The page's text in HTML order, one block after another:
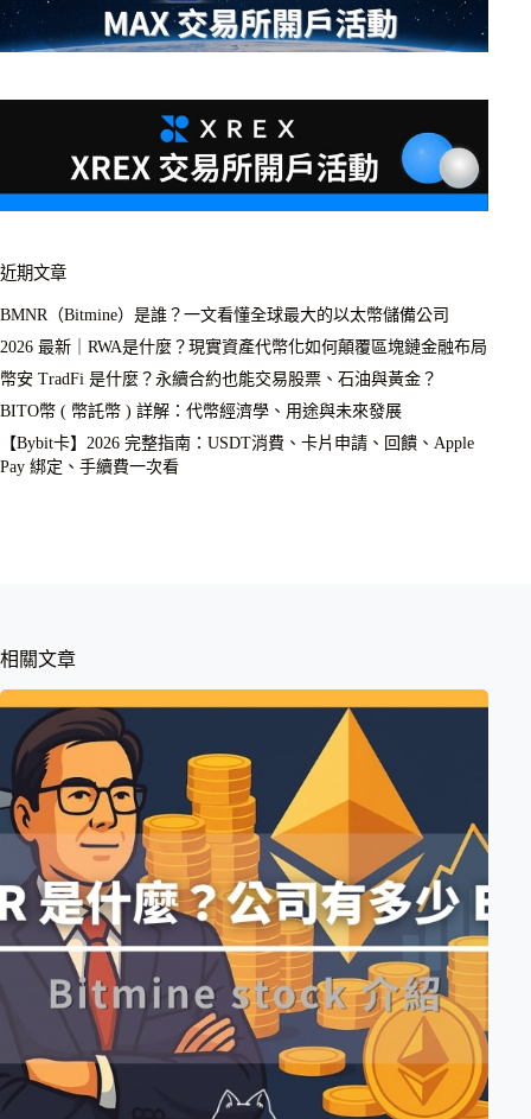
近期文章
BMNR（Bitmine）是誰？一文看懂全球最大的以太幣儲備公司
2026 最新｜RWA是什麼？現實資產代幣化如何顛覆區塊鏈金融布局
幣安 TradFi 是什麼？永續合約也能交易股票、石油與黃金？
BITO幣 ( 幣託幣 ) 詳解：代幣經濟學、用途與未來發展
【Bybit卡】2026 完整指南：USDT消費、卡片申請、回饋、Apple
Pay 綁定、手續費一次看
相關文章